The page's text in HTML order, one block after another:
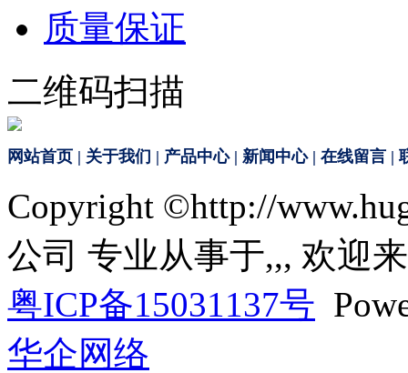
质量保证
二维码扫描
网站首页 | 关于我们 | 产品中心| 新闻中心| 在线留言 |
Copyright ©http://
公司 专业从事于,,, 欢迎
粤ICP备15031137号
华企网络